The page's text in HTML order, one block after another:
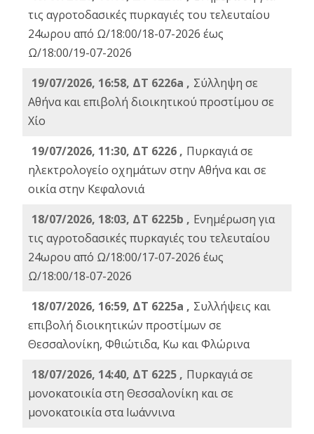
τις αγροτοδασικές πυρκαγιές του τελευταίου
24ωρου από Ω/18:00/18-07-2026 έως
Ω/18:00/19-07-2026
19/07/2026, 16:58, ΔΤ 6226a , Σύλληψη σε
Αθήνα και επιβολή διοικητικού προστίμου σε
Χίο
19/07/2026, 11:30, ΔΤ 6226 , Πυρκαγιά σε
ηλεκτρολογείο οχημάτων στην Αθήνα και σε
οικία στην Κεφαλονιά
18/07/2026, 18:03, ΔΤ 6225b , Ενημέρωση για
τις αγροτοδασικές πυρκαγιές του τελευταίου
24ωρου από Ω/18:00/17-07-2026 έως
Ω/18:00/18-07-2026
18/07/2026, 16:59, ΔT 6225a , Συλλήψεις και
επιβολή διοικητικών προστίμων σε
Θεσσαλονίκη, Φθιώτιδα, Κω και Φλώρινα
18/07/2026, 14:40, ΔΤ 6225 , Πυρκαγιά σε
μονοκατοικία στη Θεσσαλονίκη και σε
μονοκατοικία στα Ιωάννινα